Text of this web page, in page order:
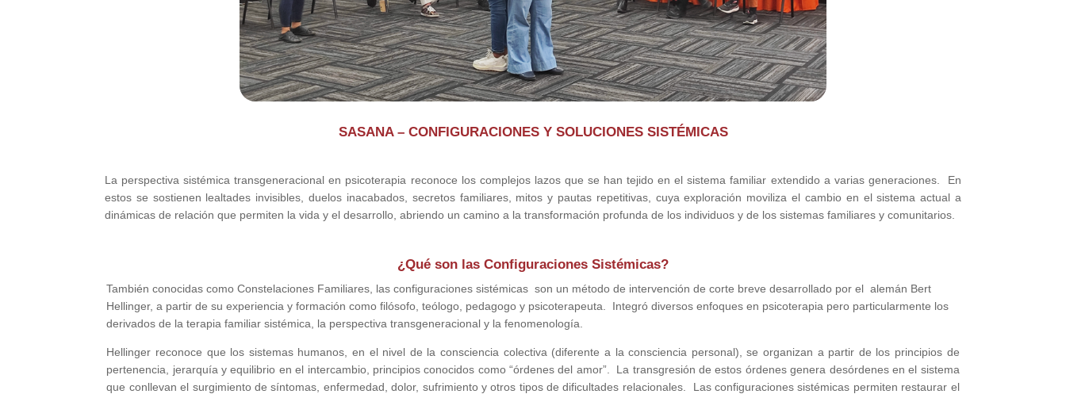
SASANA – CONFIGURACIONES Y SOLUCIONES SISTÉMICAS
La perspectiva sistémica transgeneracional en psicoterapia reconoce los complejos lazos que se han tejido en el sistema familiar extendido a varias generaciones. En
estos se sostienen lealtades invisibles, duelos inacabados, secretos familiares, mitos y pautas repetitivas, cuya exploración moviliza el cambio en el sistema actual a
dinámicas de relación que permiten la vida y el desarrollo, abriendo un camino a la transformación profunda de los individuos y de los sistemas familiares y comunitarios.
¿Qué son las Configuraciones Sistémicas?
También conocidas como Constelaciones Familiares, las configuraciones sistémicas son un método de intervención de corte breve desarrollado por el alemán Bert
Hellinger, a partir de su experiencia y formación como filósofo, teólogo, pedagogo y psicoterapeuta. Integró diversos enfoques en psicoterapia pero particularmente los
derivados de la terapia familiar sistémica, la perspectiva transgeneracional y la fenomenología.
Hellinger reconoce que los sistemas humanos, en el nivel de la consciencia colectiva (diferente a la consciencia personal), se organizan a partir de los principios de
pertenencia, jerarquía y equilibrio en el intercambio, principios conocidos como “órdenes del amor”. La transgresión de estos órdenes genera desórdenes en el sistema
que conllevan el surgimiento de síntomas, enfermedad, dolor, sufrimiento y otros tipos de dificultades relacionales. Las configuraciones sistémicas permiten restaurar el